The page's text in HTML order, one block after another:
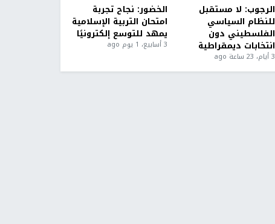
الرجوب: لا مستقبل
للنظام السياسي
الفلسطيني دون
انتخابات ديمقراطية
3 أيام، 23 ساعة ago
الخضور: نجاح تجربة
امتحان التربية الإسلامية
يمهد للتوسع إلكترونيًا
3 أسابيع، 1 يوم ago